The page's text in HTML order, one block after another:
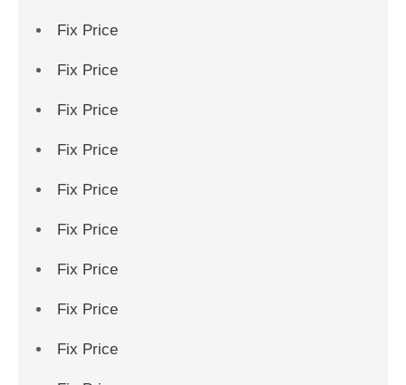
Fix Price
Fix Price
Fix Price
Fix Price
Fix Price
Fix Price
Fix Price
Fix Price
Fix Price